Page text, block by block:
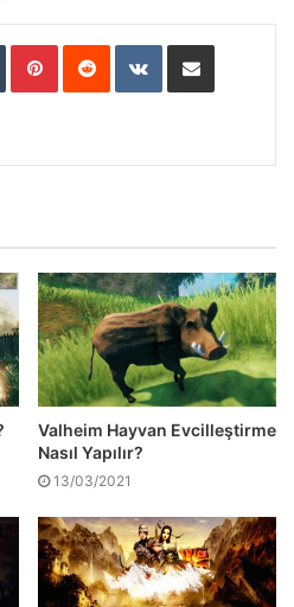
TumblrPinterestReddit VKontakteE-Posta ile paylaş
Valheim Hayvan Evcilleştirme
Nasıl Yapılır?
13/03/2021